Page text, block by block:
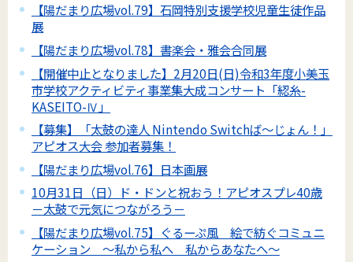
【陽だまり広場vol.79】石岡特別支援学校児童生徒作品
展
【陽だまり広場vol.78】書楽会・雅会合同展
【開催中止となりました】2月20日(日)令和3年度小美玉
市学校アクティビティ事業集大成コンサート「綛糸-
KASEITO-Ⅳ」
【募集】「太鼓の達人 Nintendo Switchば～じょん！」
アピオス大会 参加者募集！
【陽だまり広場vol.76】日本画展
10月31日（日）ド・ドンと祝おう！アピオスプレ40歳
－太鼓で元気につながろう－
【陽だまり広場vol.75】ぐるーぷ風 絵で紡ぐコミュニ
ケーション ～私から私へ 私からあなたへ～